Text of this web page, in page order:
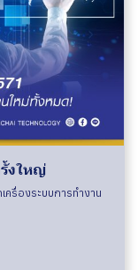
งใหญ่
ครื่องระบบการทำงาน